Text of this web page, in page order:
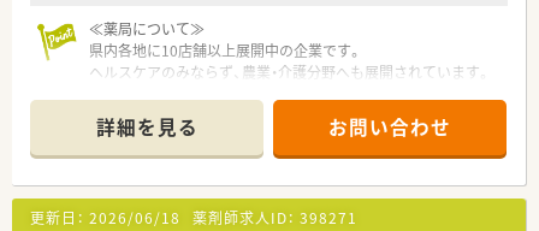
≪薬局について≫
県内各地に10店舗以上展開中の企業です。
ヘルスケアのみならず、農業・介護分野へも展開されています。
ケーケションで
信用を築くことを目指しています。
薬局内の椅子は患者様がゆったり座れるよう肘置きのあるタイ
プを採用しております。
また、近隣には大型ショッピングモールもあり便利な環境です。
詳細を見る お問い合わせ
更新日： 2026/06/18 薬剤師求人ID： 398271